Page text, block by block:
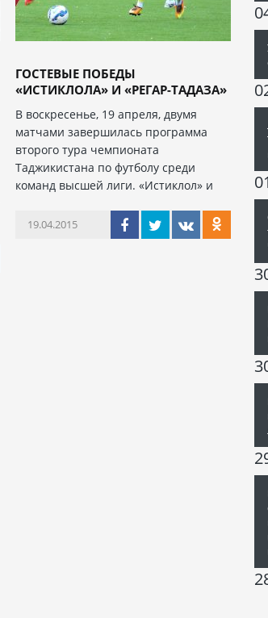
ГОСТЕВЫЕ ПОБЕДЫ
«ИСТИКЛОЛА» И «РЕГАР-ТАДАЗА»
В воскресенье, 19 апреля, двумя
матчами завершилась программа
второго тура чемпионата
Таджикистана по футболу среди
команд высшей лиги. «Истиклол» и
19.04.2015